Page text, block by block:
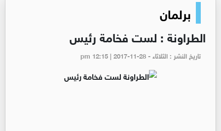
برلمان
الطراونة : لست فخامة رئيس
تاريخ النشر : الثلاثاء - pm 12:15 | 2017-11-28